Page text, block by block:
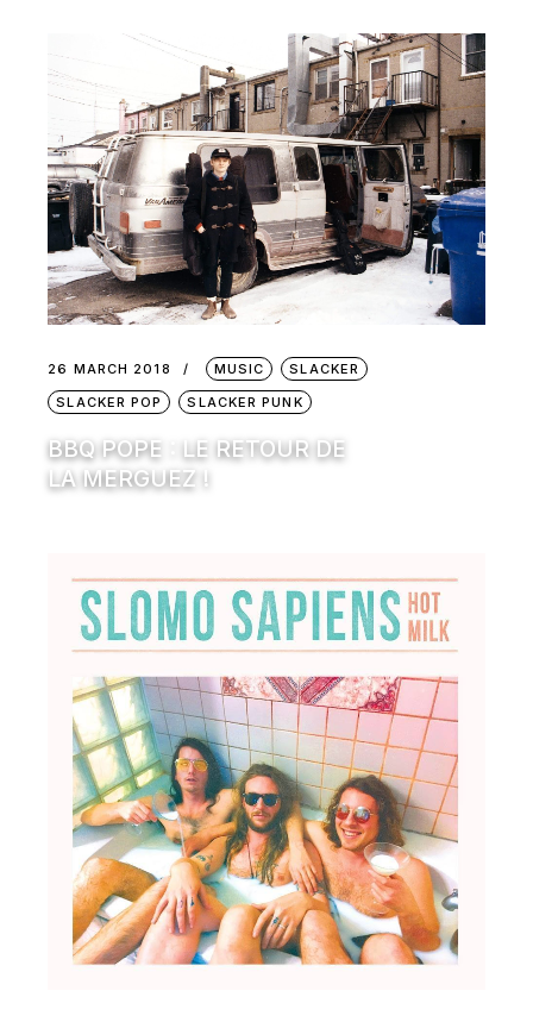
26 MARCH 2018 MUSIC
SLACKER
SLACKER POP
SLACKER PUNK
BBQ POPE : LE RETOUR DE
LA MERGUEZ !